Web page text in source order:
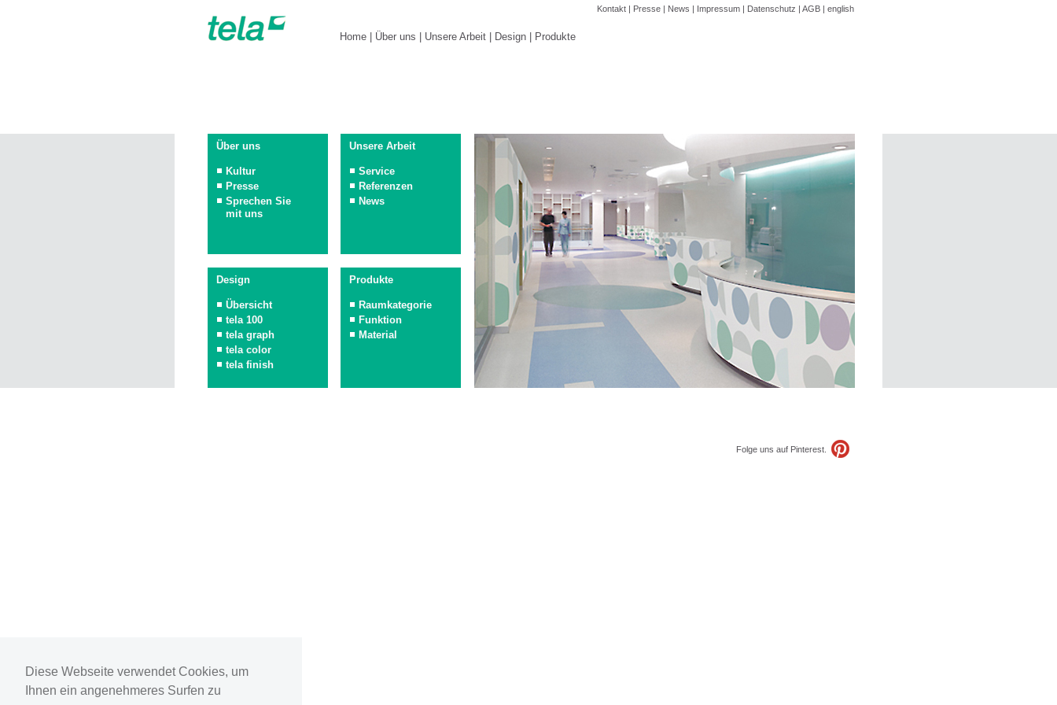
Diese Webseite verwendet Cookies, um
Ihnen ein angenehmeres Surfen zu
Über uns
Kultur
Presse
Sprechen Sie
mit uns
Unsere Arbeit
Service
Referenzen
News
Design
Übersicht
tela 100
tela graph
tela color
tela finish
Produkte
Raumkategorie
Funktion
Material
Home Über uns Unsere Arbeit Design Produkte
Kontakt | Presse | News | Impressum | Datenschutz | AGB | english
Folge uns auf Pinterest.